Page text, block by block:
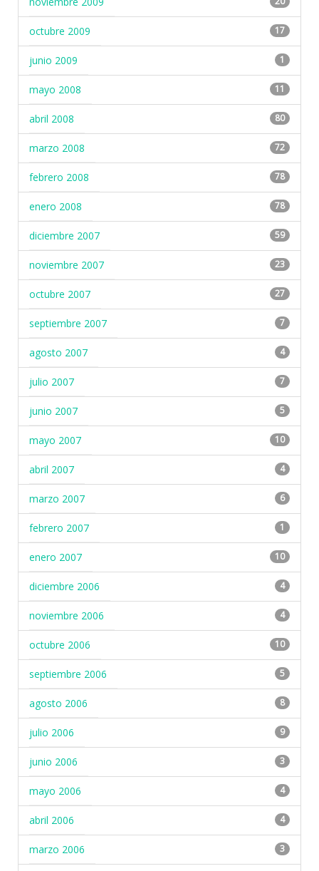
octubre 2009 17
junio 2009 1
mayo 2008 11
abril 2008 80
marzo 2008 72
febrero 2008 78
enero 2008 78
diciembre 2007 59
noviembre 2007 23
octubre 2007 27
septiembre 2007 7
agosto 2007 4
julio 2007 7
junio 2007 5
mayo 2007 10
abril 2007 4
marzo 2007 6
febrero 2007 1
enero 2007 10
diciembre 2006 4
noviembre 2006 4
octubre 2006 10
septiembre 2006 5
agosto 2006 8
julio 2006 9
junio 2006 3
mayo 2006 4
abril 2006 4
marzo 2006 3